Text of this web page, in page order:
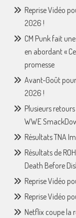
Reprise Vidéo
2026 !
CM Punk fait
en abordant «
promesse
Avant-Goût
2026 !
Plusieurs
WWE
Résultats TNA
Résultats de
Death Before
Reprise Vidéo
Reprise Vidéo
Netflix coupe la